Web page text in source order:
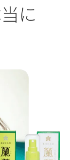
に